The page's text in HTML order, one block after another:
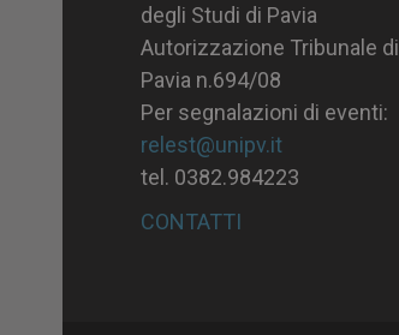
degli Studi di Pavia
Autorizzazione Tribunale di
Pavia n.694/08
Per segnalazioni di eventi:
relest@unipv.it
tel. 0382.984223
CONTATTI